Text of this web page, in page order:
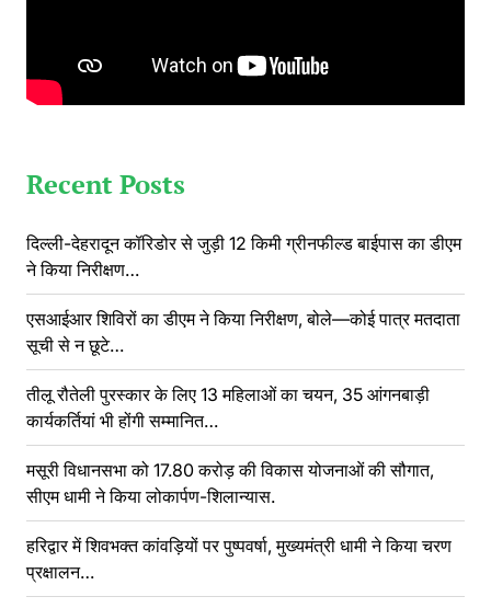
Recent Posts
दिल्ली-देहरादून कॉरिडोर से जुड़ी 12 किमी ग्रीनफील्ड बाईपास का डीएम
ने किया निरीक्षण…
एसआईआर शिविरों का डीएम ने किया निरीक्षण, बोले—कोई पात्र मतदाता
सूची से न छूटे…
तीलू रौतेली पुरस्कार के लिए 13 महिलाओं का चयन, 35 आंगनबाड़ी
कार्यकर्तियां भी होंगी सम्मानित…
मसूरी विधानसभा को 17.80 करोड़ की विकास योजनाओं की सौगात,
सीएम धामी ने किया लोकार्पण-शिलान्यास.
हरिद्वार में शिवभक्त कांवड़ियों पर पुष्पवर्षा, मुख्यमंत्री धामी ने किया चरण
प्रक्षालन…